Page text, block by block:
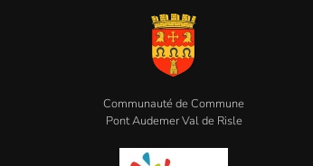
Communauté de Commune
Pont Audemer Val de Risle